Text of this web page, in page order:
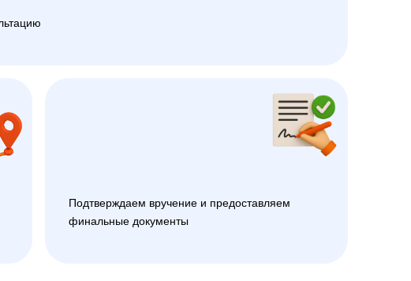
Подтверждаем вручение и предоставляем
финальные документы